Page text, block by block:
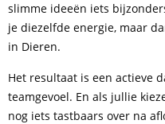
slimme ideeën iets
je diezelfde energie, maar
in Dieren.
Het resultaat is een actieve
teamgevoel. En als jullie
nog iets tastbaars over na